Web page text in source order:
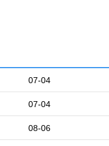
07-04
07-04
08-06